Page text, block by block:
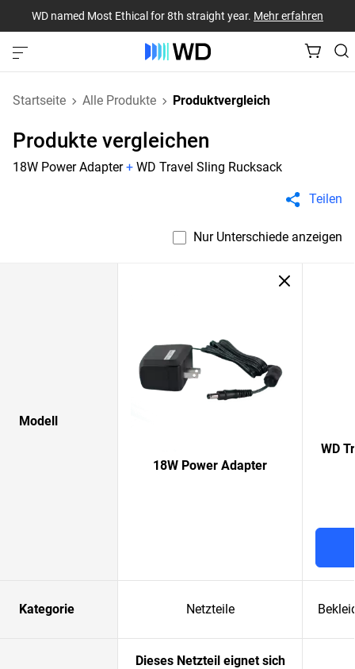
WD named Most Ethical for 8th straight year. Mehr erfahren
Startseite Alle Produkte Produktvergleich
Produkte vergleichen
18W Power Adapter+ WD Travel Sling Rucksack
Teilen
Nur Unterschiede anzeigen
Modell
18W Power Adapter
WD
Kategorie Netzteile
Dieses Netzteil eignet sich